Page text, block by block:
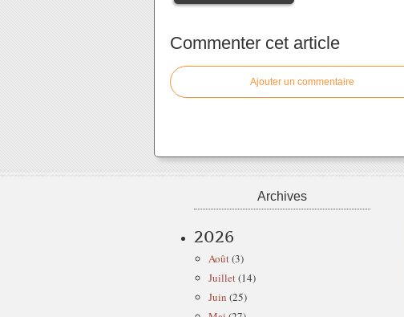
Commenter cet article
Ajouter un commentaire
Archives
2026
Août(3)
Juillet(14)
Juin (25)